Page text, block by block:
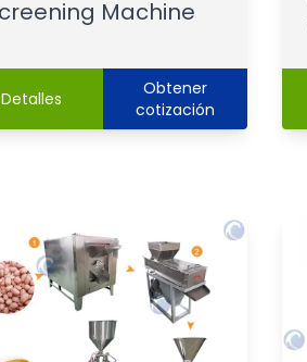
Machine
Detalles
Obtener
cotización